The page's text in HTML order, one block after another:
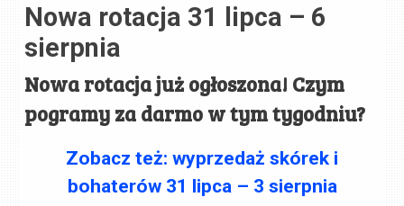
Nowa rotacja 31 lipca – 6
sierpnia
Nowa rotacja już ogłoszona! Czym
pogramy za darmo w tym tygodniu?
Zobacz też: wyprzedaż skórek i
bohaterów 31 lipca – 3 sierpnia